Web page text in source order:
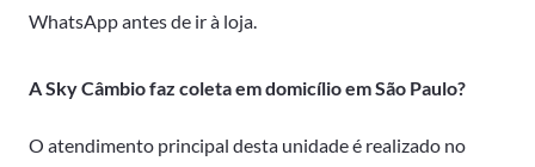
WhatsApp antes de ir à loja.
A Sky Câmbio faz coleta em domicílio em São Paulo?
O atendimento principal desta unidade é realizado no